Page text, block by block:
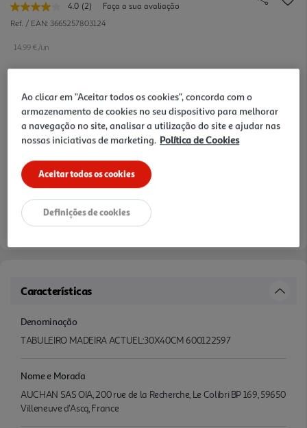
4.0 Leu
2
a
(2)
Faça a sua avaliação
Ref. / EAN: 3665257803124
14.99 €/un
14,99 €
Notas de preparação
Características
Denominação
TABULEIRO MADEIRA ACTUEL:30X40CM 600122597
Nome e Morada
AUCHAN SAS OIA, 200 rue de la Recherche, Le Colibri BP 169, 59650
Villeneuve d'Ascq, France
Ao clicar em "Aceitar todos os cookies", concorda com o
armazenamento de cookies no seu dispositivo para melhorar
a navegação no site, analisar a utilização do site e ajudar nas
nossas iniciativas de marketing. Política de Cookies
Aceitar todos os cookies
Definições de cookies